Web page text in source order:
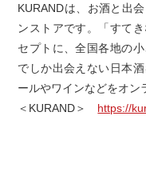
KURANDは、お酒と出
ンストアです。「すて
セプトに、全国各地の
でしか出会えない日本
ールやワインなどをオン
＜KURAND＞ https://